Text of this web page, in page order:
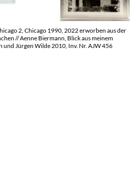
2, Chicago 1990, 2022 erworben aus der
// Aenne Biermann, Blick aus meinem
Jürgen Wilde 2010, Inv. Nr. AJW 456